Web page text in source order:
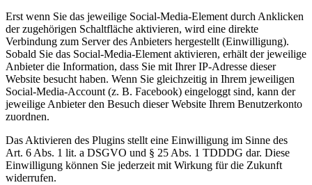
Erst wenn Sie das jeweilige Social-Media-Element durch Anklicken
der zugehörigen Schaltfläche aktivieren, wird eine direkte
Verbindung zum Server des Anbieters hergestellt (Einwilligung).
Sobald Sie das Social-Media-Element aktivieren, erhält der jeweilige
Anbieter die Information, dass Sie mit Ihrer IP-Adresse dieser
Website besucht haben. Wenn Sie gleichzeitig in Ihrem jeweiligen
Social-Media-Account (z. B. Facebook) eingeloggt sind, kann der
jeweilige Anbieter den Besuch dieser Website Ihrem Benutzerkonto
zuordnen.
Das Aktivieren des Plugins stellt eine Einwilligung im Sinne des
Art. 6 Abs. 1 lit. a DSGVO und § 25 Abs. 1 TDDDG dar. Diese
Einwilligung können Sie jederzeit mit Wirkung für die Zukunft
widerrufen.